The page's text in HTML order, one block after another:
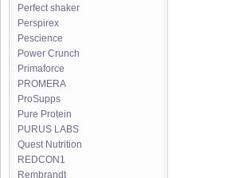
Perfect shaker
Perspirex
Pescience
Power Crunch
Primaforce
PROMERA
ProSupps
Pure Protein
PURUS LABS
Quest Nutrition
REDCON1
Rembrandt